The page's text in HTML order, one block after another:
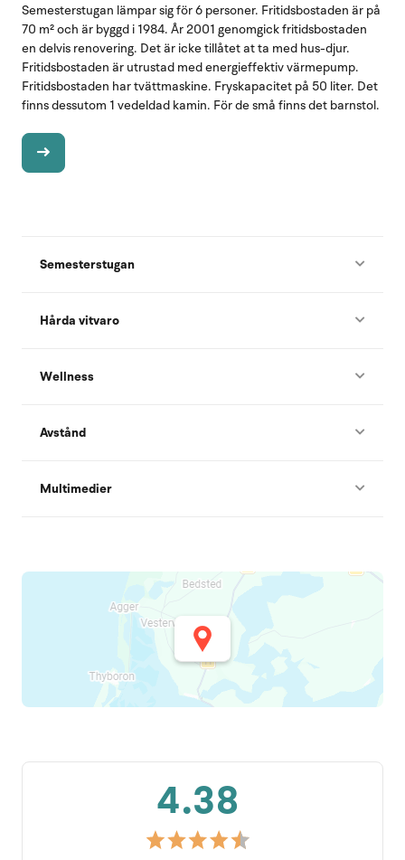
Semesterstugan lämpar sig för 6 personer. Fritidsbostaden är på
70 m² och är byggd i 1984. År 2001 genomgick fritidsbostaden
en delvis renovering. Det är icke tillåtet at ta med hus-djur.
Fritidsbostaden är utrustad med energieffektiv värmepump.
Fritidsbostaden har tvättmaskine. Fryskapacitet på 50 liter. Det
finns dessutom 1 vedeldad kamin. För de små finns det barnstol.
Semesterstugan
Hårda vitvaro
Wellness
Avstånd
Multimedier
4.38